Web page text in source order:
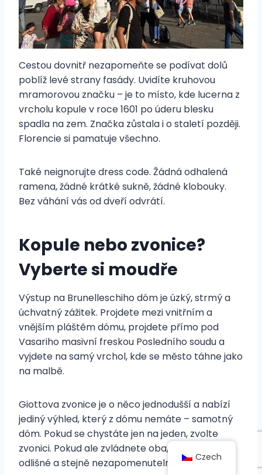
Cestou dovnitř nezapomeňte se podívat dolů
poblíž levé strany fasády. Uvidíte kruhovou
mramorovou značku – je to místo, kde lucerna z
vrcholu kopule v roce 1601 po úderu blesku
spadla na zem. Značka zůstala i o staletí později.
Florencie si pamatuje všechno.
Také neignorujte dress code. Žádná odhalená
ramena, žádné krátké sukně, žádné klobouky.
Bez váhání vás od dveří odvrátí.
Kopule nebo zvonice?
Vyberte si moudře
Výstup na Brunelleschiho dóm je úzký, strmý a
úchvatný zážitek. Projdete mezi vnitřním a
vnějším pláštěm dómu, projdete přímo pod
Vasariho masivní freskou Posledního soudu a
vyjdete na samý vrchol, kde se město táhne jako
na malbě.
Giottova zvonice je o něco jednodušší a nabízí
jediný výhled, který z dómu nemáte – samotný
dóm. Pokud se chystáte jen na jeden, zvolte
zvonici. Pokud ale zvládnete oba, jsou zcela
odlišné a stejně nezapomenutelné.
Czech